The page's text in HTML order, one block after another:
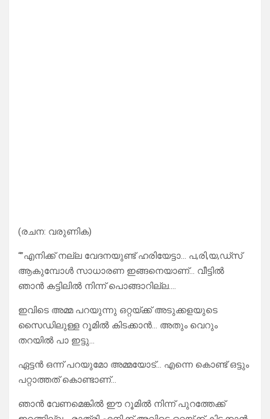
(രചന: വരുണിക)
“”എനിക്ക് നല്ല വേദനയുണ്ട് ഹരിയേട്ടാ… പ,രി,യ,ഡ്‌സ്
ആകുമ്പോൾ സാധാരണ ഇങ്ങനെയാണ്… വീട്ടിൽ
ഞാൻ കട്ടിലിൽ നിന്ന് പൊങ്ങാറില്ല….
ഇവിടെ അമ്മ പറയുന്നു ഒറ്റയ്ക്ക് അടുക്കളയുടെ
സൈഡിലുള്ള റൂമിൽ കിടക്കാൻ… അതും വെറും
തറയിൽ പാ ഇട്ടു…
ഏട്ടൻ ഒന്ന് പറയുമോ അമ്മയോട്… എന്നെ കൊണ്ട് ഒട്ടും
പറ്റാത്തത് കൊണ്ടാണ്…
ഞാൻ വേണമെങ്കിൽ ഈ റൂമിൽ നിന്ന് പുറത്തേക്ക്